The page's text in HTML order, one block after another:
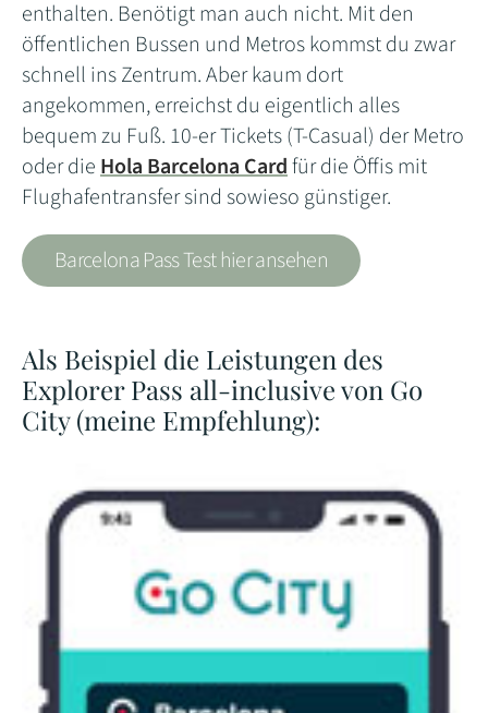
enthalten. Benötigt man auch nicht. Mit den
öffentlichen Bussen und Metros kommst du zwar
schnell ins Zentrum. Aber kaum dort
angekommen, erreichst du eigentlich alles
bequem zu Fuß. 10-er Tickets (T-Casual) der Metro
oder dieHola Barcelona Cardfür die Öffis mit
Flughafentransfer sind sowieso günstiger.
Barcelona Pass Test hier ansehen
Als Beispiel die Leistungen des
Explorer Pass all-inclusive von Go
City (meine Empfehlung):